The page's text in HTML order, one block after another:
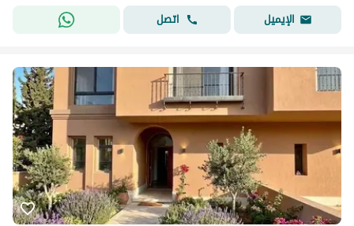
الإيميل
اتصل